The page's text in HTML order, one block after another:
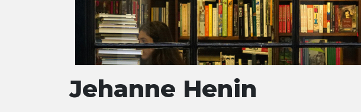
Jehanne Henin